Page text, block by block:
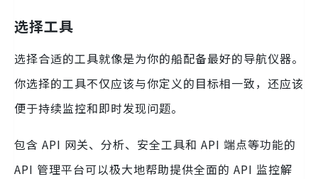
选择工具
选择合适的工具就像是为你的船配备最好的导航仪器。
你选择的工具不仅应该与你定义的目标相一致，还应该
便于持续监控和即时发现问题。
包含 API 网关、分析、安全工具和 API 端点等功能的
API 管理平台可以极大地帮助提供全面的 API 监控解